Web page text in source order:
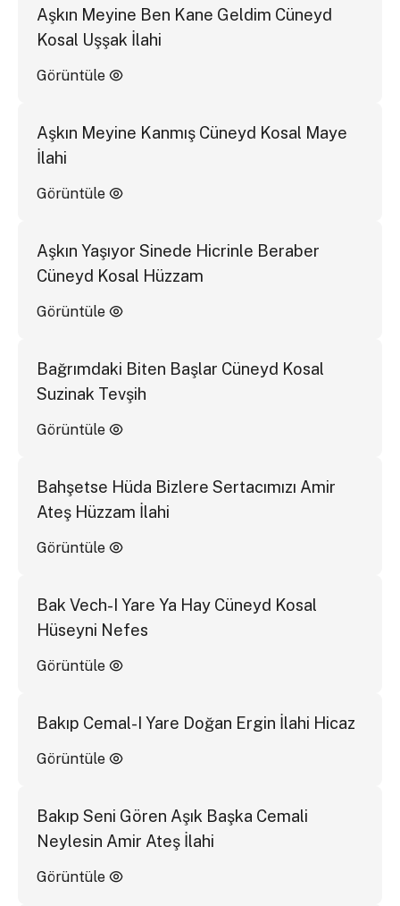
Aşkın Meyine Ben Kane Geldim Cüneyd
Kosal Uşşak İlahi
Görüntüle
Aşkın Meyine Kanmış Cüneyd Kosal Maye
İlahi
Görüntüle
Aşkın Yaşıyor Sinede Hicrinle Beraber
Cüneyd Kosal Hüzzam
Görüntüle
Bağrımdaki Biten Başlar Cüneyd Kosal
Suzinak Tevşih
Görüntüle
Bahşetse Hüda Bizlere Sertacımızı Amir
Ateş Hüzzam İlahi
Görüntüle
Bak Vech-I Yare Ya Hay Cüneyd Kosal
Hüseyni Nefes
Görüntüle
Bakıp Cemal-I Yare Doğan Ergin İlahi Hicaz
Görüntüle
Bakıp Seni Gören Aşık Başka Cemali
Neylesin Amir Ateş İlahi
Görüntüle